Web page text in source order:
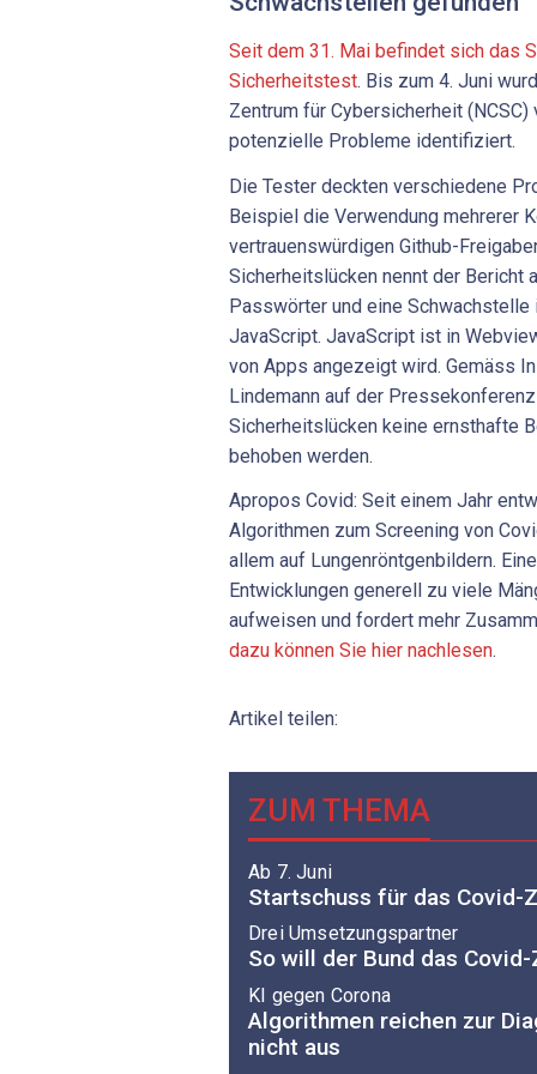
Seit dem 31. Mai befindet sich das
Sicherheitstest. Bis zum 4. Juni
Zentrum für Cybersicherheit
potenzielle Probleme identifiziert.
Die Tester deckten verschiedene
Beispiel die Verwendung mehrerer
vertrauenswürdigen Github-
Sicherheitslücken nennt der Bericht
Passwörter und eine Schwachstelle
JavaScript. JavaScript ist in
von Apps angezeigt wird. Gemäss
Lindemann auf der
Sicherheitslücken keine ernsthafte
behoben werden.
Apropos Covid: Seit einem Jahr
Algorithmen zum Screening von
allem auf Lungenröntgenbildern.
Entwicklungen generell zu viele
aufweisen und fordert mehr
dazu können Sie hier nachlesen.
Artikel teilen:
ZUM THEMA
Ab 7. Juni
Startschuss für das Covid-
Drei Umsetzungspartner
So will der Bund das
KI gegen Corona
Algorithmen reichen zur
nicht aus